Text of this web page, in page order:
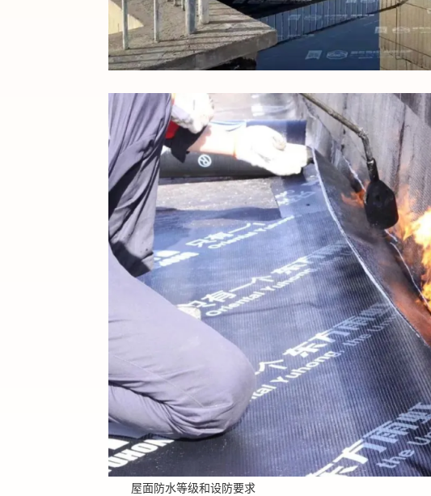
屋面防水等级和设防要求